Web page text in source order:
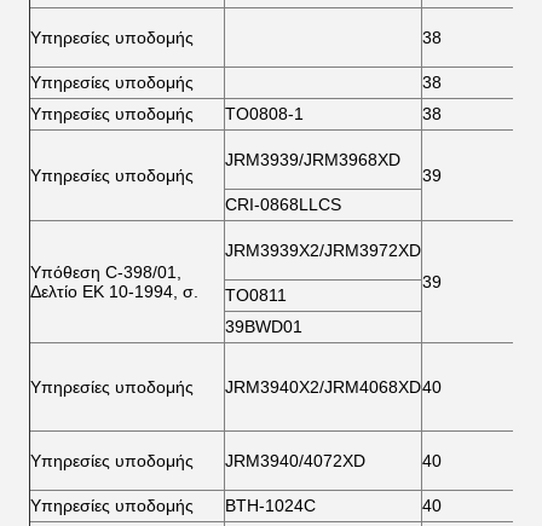
Υπηρεσίες υποδομής 38
Υπηρεσίες υποδομής 38
Υπηρεσίες υποδομής
ΤΟ0808-1 38
Υπηρεσίες υποδομής
JRM3939/JRM3968XD
39
CRI-0868LLCS
Υπόθεση C-398/01,
Δελτίο ΕΚ 10-1994, σ.
JRM3939X2/JRM3972XD
39
ΤΟ0811
39BWD01
Υπηρεσίες υποδομής JRM3940X2/JRM4068XD40
Υπηρεσίες υποδομής JRM3940/4072XD 40
Υπηρεσίες υποδομής BTH-1024C 40